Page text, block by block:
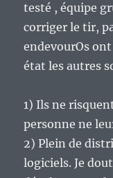
testé , équipe
corriger le tir,
endevourOs
état les autres
1) Ils ne
personne ne
2) Plein de
logiciels. Je